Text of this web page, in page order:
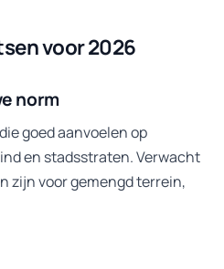
voor 2026
norm
goed aanvoelen op
en stadsstraten. Verwacht
zijn voor gemengd terrein,